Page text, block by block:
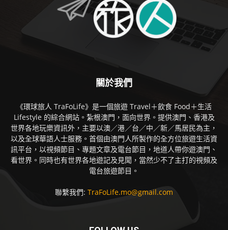
關於我們
《環球旅人 TraFoLife》是一個旅遊 Travel＋飲食 Food＋生活
Lifestyle 的綜合網站。紮根澳門，面向世界。提供澳門、香港及
世界各地玩樂資訊外，主要以澳／港／台／中／新／馬居民為主，
以及全球華語人士服務。首個由澳門人所製作的全方位旅遊生活資
訊平台，以視頻節目、專題文章及電台節目，地道人帶你遊澳門、
看世界。同時也有世界各地遊記及見聞，當然少不了主打的視頻及
電台旅遊節目。
聯繫我們: TraFoLife.mo@gmail.com